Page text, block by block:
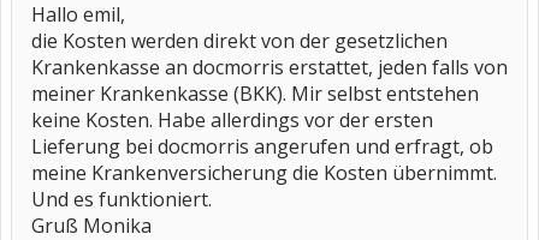
Hallo emil,
die Kosten werden direkt von der gesetzlichen
Krankenkasse an docmorris erstattet, jeden falls von
meiner Krankenkasse (BKK). Mir selbst entstehen
keine Kosten. Habe allerdings vor der ersten
Lieferung bei docmorris angerufen und erfragt, ob
meine Krankenversicherung die Kosten übernimmt.
Und es funktioniert.
Gruß Monika